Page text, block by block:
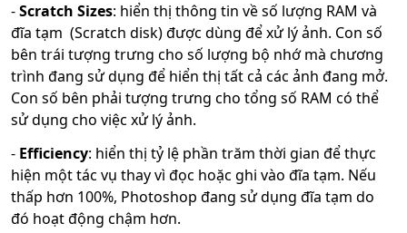
-Scratch Sizes: hiển thị thông tin về số lượng RAM và
đĩa tạm (Scratch disk) được dùng để xử lý ảnh. Con số
bên trái tượng trưng cho số lượng bộ nhớ mà chương
trình đang sử dụng để hiển thị tất cả các ảnh đang mở.
Con số bên phải tượng trưng cho tổng số RAM có thể
sử dụng cho việc xử lý ảnh.
- Efficiency: hiển thị tỷ lệ phần trăm thời gian để thực
hiện một tác vụ thay vì đọc hoặc ghi vào đĩa tạm. Nếu
thấp hơn 100%, Photoshop đang sử dụng đĩa tạm do
đó hoạt động chậm hơn.